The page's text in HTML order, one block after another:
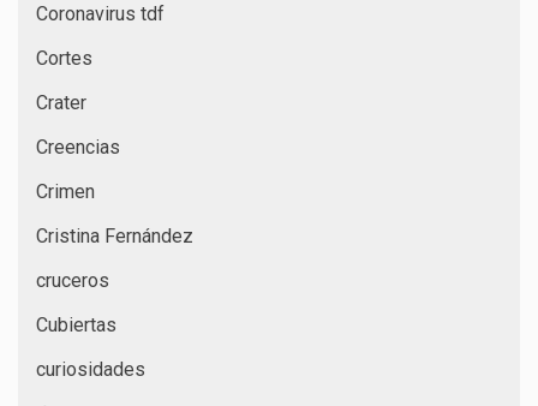
Coronavirus tdf
Cortes
Crater
Creencias
Crimen
Cristina Fernández
cruceros
Cubiertas
curiosidades